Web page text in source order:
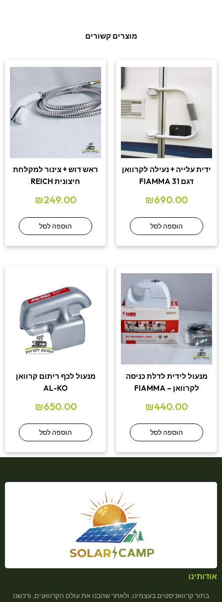
מוצרים קשורים
ידית עלייה + נעילה לקרוואן
דגם 31 FIAMMA
₪690.00
הוספה לסל
ראש דוש + צינור למקלחת
חיצונית REICH
₪249.00
הוספה לסל
מנעול לידית לדלת כניסה
לקרוואן – FIAMMA
₪440.00
הוספה לסל
מנעול לכף ריתום קרוואן
AL-KO
₪650.00
הוספה לסל
אודותינו
בתור קרוואניסטים בעצמינו, ולאחר שהבנו את עולם הקרוואנים, ורכשנו